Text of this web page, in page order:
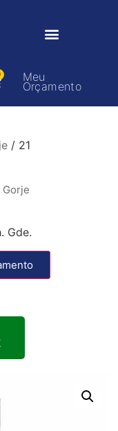
Meu
Orçamento
/ 21
Gorje
Gde.